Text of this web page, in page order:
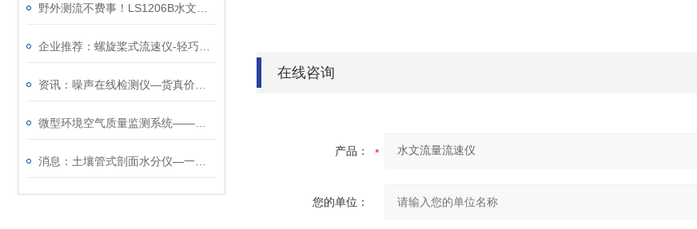
在线咨询
产品：
您的单位：